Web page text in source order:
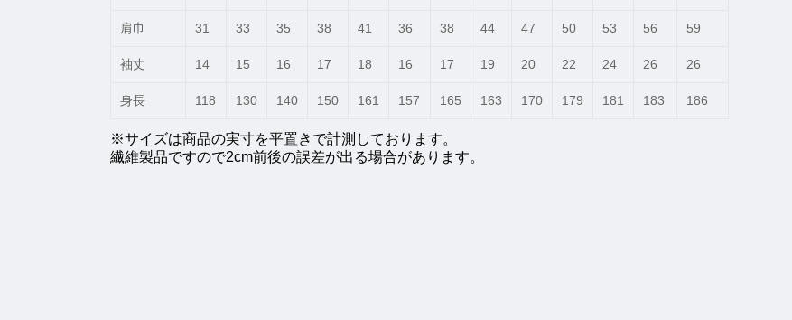
肩巾 31 33 35 38 41 36 38 44 47 50 53 56 59
袖丈 14 15 16 17 18 16 17 19 20 22 24 26 26
身長 118 130 140 150 161 157 165 163 170 179 181 183 186
※サイズは商品の実寸を平置きで計測しております。
繊維製品ですので2cm前後の誤差が出る場合があります。